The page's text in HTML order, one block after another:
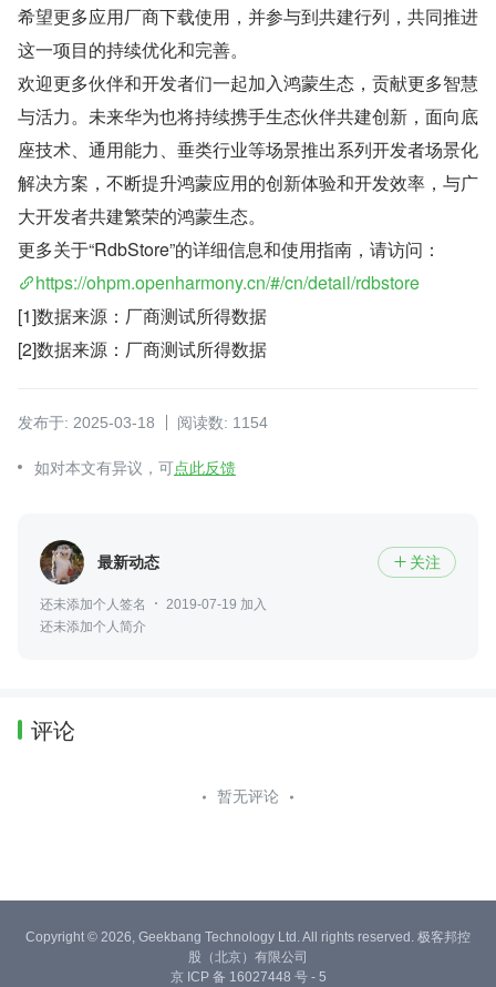
希望更多应用厂商下载使用，并参与到共建行列，共同推进
这一项目的持续优化和完善。
欢迎更多伙伴和开发者们一起加入鸿蒙生态，贡献更多智慧
与活力。未来华为也将持续携手生态伙伴共建创新，面向底
座技术、通用能力、垂类行业等场景推出系列开发者场景化
解决方案，不断提升鸿蒙应用的创新体验和开发效率，与广
大开发者共建繁荣的鸿蒙生态。
更多关于“RdbStore”的详细信息和使用指南，请访问：
https://ohpm.openharmony.cn/#/cn/detail/rdbstore
[1]数据来源：厂商测试所得数据
[2]数据来源：厂商测试所得数据
发布于: 2025-03-18 阅读数: 1154
如对本文有异议，可点此反馈
最新动态  关注
还未添加个人签名
2019-07-19 加入
还未添加个人简介
评论
暂无评论
Copyright © 2026, Geekbang Technology Ltd. All rights reserved. 极客邦控
股（北京）有限公司
京 ICP 备 16027448 号 - 5